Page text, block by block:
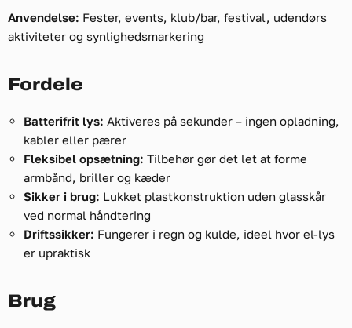
Anvendelse: Fester, events, klub/bar, festival, udendørs
aktiviteter og synlighedsmarkering
Fordele
Batterifrit lys: Aktiveres på sekunder – ingen opladning,
kabler eller pærer
Fleksibel opsætning: Tilbehør gør det let at forme
armbånd, briller og kæder
Sikker i brug: Lukket plastkonstruktion uden glasskår
ved normal håndtering
Driftssikker: Fungerer i regn og kulde, ideel hvor el-lys
er upraktisk
Brug